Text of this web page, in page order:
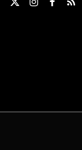
X
Instagram
Facebook
RSS